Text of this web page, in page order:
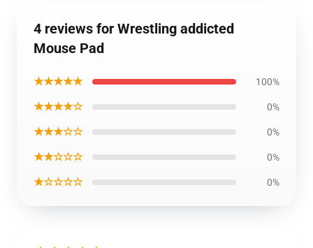
4 reviews for Wrestling addicted
Mouse Pad
★★★★★ 100%
★★★★☆ 0%
★★★☆☆ 0%
★★☆☆☆ 0%
★☆☆☆☆ 0%